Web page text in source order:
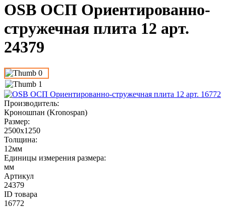
OSB ОСП Ориентированно-
стружечная плита 12 арт.
24379
Производитель:
Кроношпан (Kronospan)
Размер:
2500x1250
Толщина:
12мм
Единицы измерения размера:
мм
Артикул
24379
ID товара
16772